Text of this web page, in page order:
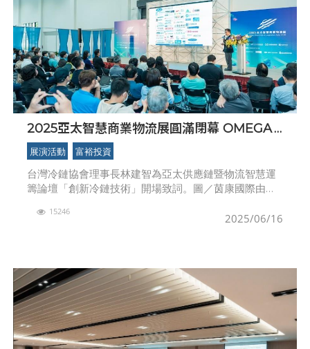
2025亞太智慧商業物流展圓滿閉幕 OMEGA 2
智慧園區驚艷參訪團
展演活動 富裕投資
台灣冷鏈協會理事長林建智為亞太供應鏈暨物流智慧運
籌論壇「創新冷鏈技術」開場致詞。圖／茵康國際由安
日完美閉幕，三天展期共吸引超過萬人參觀，顯示智慧
2025/06/16
15246